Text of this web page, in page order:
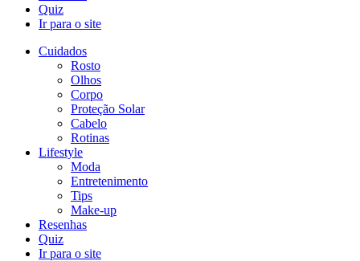
Quiz
Ir para o site
Cuidados
Rosto
Olhos
Corpo
Proteção Solar
Cabelo
Rotinas
Lifestyle
Moda
Entretenimento
Tips
Make-up
Resenhas
Quiz
Ir para o site